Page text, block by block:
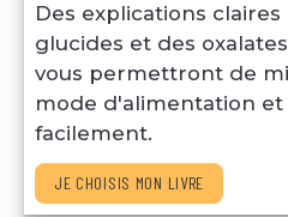
Des explications
glucides et des
vous permettront de
mode d'alimentation
facilement.
JE CHOISIS MON LIVRE